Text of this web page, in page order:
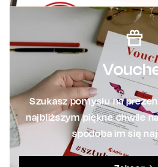
Szukasz pomysłu na
najbliższym piękne chwile
spodoba im się